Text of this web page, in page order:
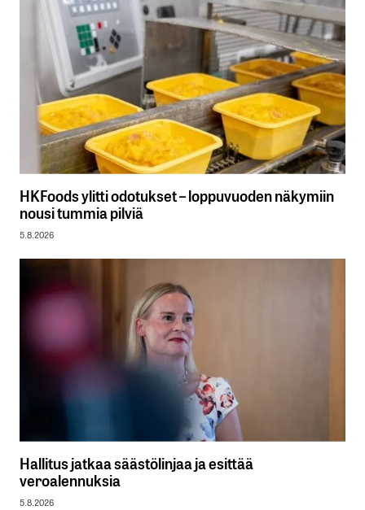
HKFoods ylitti odotukset – loppuvuoden näkymiin
nousi tummia pilviä
5.8.2026
Hallitus jatkaa säästölinjaa ja esittää
veroalennuksia
5.8.2026